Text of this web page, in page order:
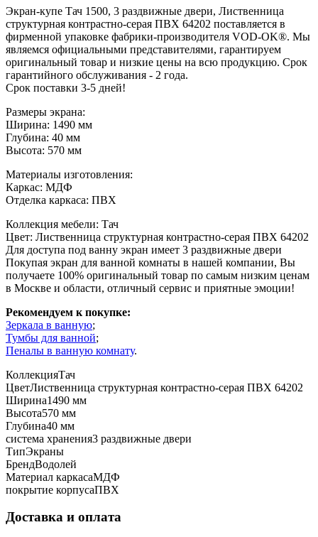
Экран-купе Тач 1500, 3 раздвижные двери, Лиственница
структурная контрастно-серая ПВХ 64202 поставляется в
фирменной упаковке фабрики-производителя VOD-OK®. Мы
являемся официальными представителями, гарантируем
оригинальный товар и низкие цены на всю продукцию. Срок
гарантийного обслуживания - 2 года.
Срок поставки 3-5 дней!
Размеры экрана:
Ширина: 1490 мм
Глубина: 40 мм
Высота: 570 мм
Материалы изготовления:
Каркас: МДФ
Отделка каркаса: ПВХ
Коллекция мебели: Тач
Цвет: Лиственница структурная контрастно-серая ПВХ 64202
Для доступа под ванну экран имеет 3 раздвижные двери
Покупая экран для ванной комнаты в нашей компании, Вы
получаете 100% оригинальный товар по самым низким ценам
в Москве и области, отличный сервис и приятные эмоции!
Рекомендуем к покупке:
Зеркала в ванную;
Тумбы для ванной;
Пеналы в ванную комнату.
КоллекцияТач
ЦветЛиственница структурная контрастно-серая ПВХ 64202
Ширина1490 мм
Высота570 мм
Глубина40 мм
система хранения3 раздвижные двери
ТипЭкраны
БрендВодолей
Материал каркасаМДФ
покрытие корпусаПВХ
Доставка и оплата